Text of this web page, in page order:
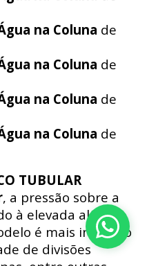
na Coluna de
na Coluna de
na Coluna de
na Coluna de
TUBULAR
, a pressão sobre a
à elevada altura e
é mais indicado
de divisões